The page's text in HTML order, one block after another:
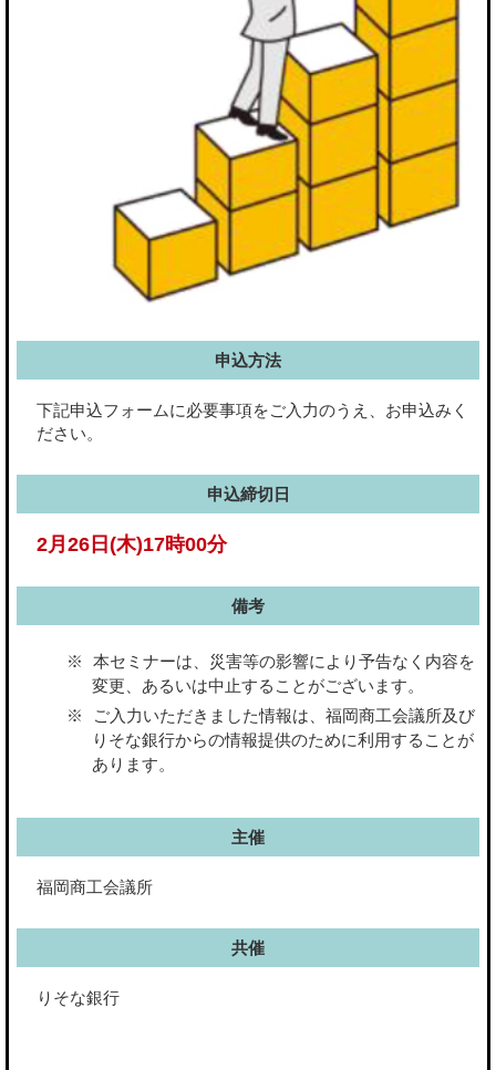
申込方法
下記申込フォームに必要事項をご入力のうえ、お申込みく
ださい。
申込締切日
2月26日(木)17時00分
備考
本セミナーは、災害等の影響により予告なく内容を
変更、あるいは中止することがございます。
ご入力いただきました情報は、福岡商工会議所及び
りそな銀行からの情報提供のために利用することが
あります。
主催
福岡商工会議所
共催
りそな銀行